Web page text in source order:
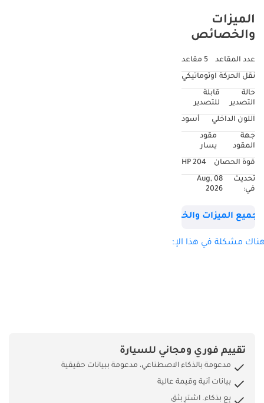
الميزات
والخصائص
عدد المقاعد
5 مقاعد
نقل الحركة اوتوماتيكي
حالة
التصدير
قابلة
للتصدير
اللون الداخلي
أسود
جهة
المقود
مقود
يسار
قوة الحصان
204 HP
تحديث
في:
08 Aug,
2026
جميع الميزات والخصائص
مشكلة في هذا الإعلان؟
تقييم فوري ومجاني للسيارة
مدعومة بالذكاء الاصطناعي، مدعومة ببيانات حقيقية
بيانات آنية وقيمة عالية
بِع بذكاء. اشترِ بثق